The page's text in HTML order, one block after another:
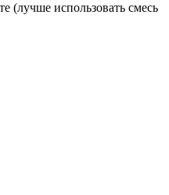
(лучше использовать смесь